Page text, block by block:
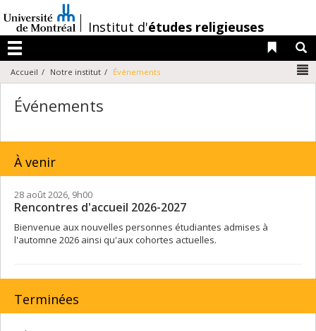
au
contenu
/Institut d'études religieuses
Menu
Liens
Accueil Notre institut Événements
Événements
À venir
28 août 2026, 9h00
Rencontres d'accueil 2026-2027
Bienvenue aux nouvelles personnes étudiantes admises à
l'automne 2026 ainsi qu'aux cohortes actuelles.
Terminées